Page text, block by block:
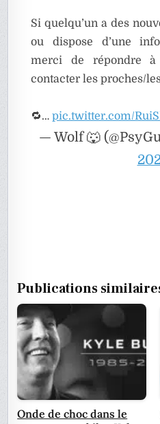
Si quelqu’un a des
ou dispose d’une
merci de répondre
contacter les proches/
🔁…pic.twitter.com/
— Wolf 🐺
Publications
Onde de choc dans le